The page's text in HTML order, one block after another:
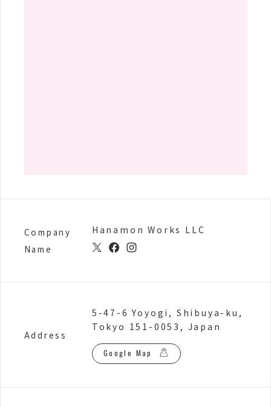
Company
Name
Hanamon Works LLC
Address
5-47-6 Yoyogi, Shibuya-ku,
Tokyo 151-0053, Japan
Google Map